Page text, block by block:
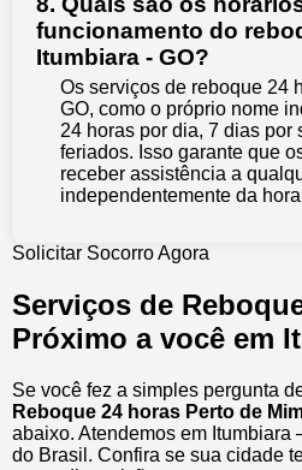
funcionamento do
Itumbiara - GO?
Os serviços de reboque 24
GO, como o próprio nome
24 horas por dia, 7 dias por
feriados. Isso garante que
receber assistência a
independentemente da
Solicitar Socorro Agora
Serviços de
Próximo a você em
Se você fez a simples pergunta
Reboque 24 horas Perto de
abaixo. Atendemos em Itumbiara
do Brasil. Confira se sua cidade